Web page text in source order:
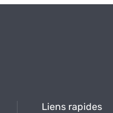
Liens rapides